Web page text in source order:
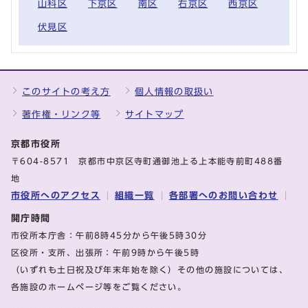
山科区 下京区 南区 右京区 西京区
伏見区
このサイトの考え方 個人情報の取扱い
著作権・リンク等 サイトマップ
京都市役所
〒604-8571 京都市中京区寺町通御池上る上本能寺前町488番
地
市役所へのアクセス 組織一覧 各部署へのお問い合わせ
開庁時間
市役所本庁舎：午前8時45分から午後5時30分
区役所・支所、出張所：午前9時から午後5時
（いずれも土日祝及び年末年始を除く）その他の施設については、
各施設のホームページ等をご覧ください。